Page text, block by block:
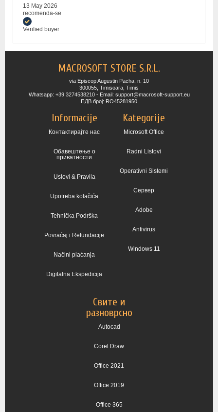
13 May 2026
recomenda-se
Verified buyer
MACROSOFT STORE S.R.L.
via Episcop Augustin Pacha, n. 10
300055, Timisoara, Timis
Whatsapp: +39 3274538210 - Email: support@macrosoft-support.eu
ПДВ број: RO45281950
Informacije
Контактирајте нас
Обавештење о
приватности
Uslovi & Pravila
Upotreba kolačića
Tehnička Podrška
Povraćaj i Refundacije
Načini plaćanja
Digitalna Ekspedicija
Kategorije
Microsoft Office
Radni Listovi
Operativni Sistemi
Сервер
Adobe
Antivirus
Windows 11
Свите и
разноврсно
Autocad
Corel Draw
Office 2021
Office 2019
Office 365